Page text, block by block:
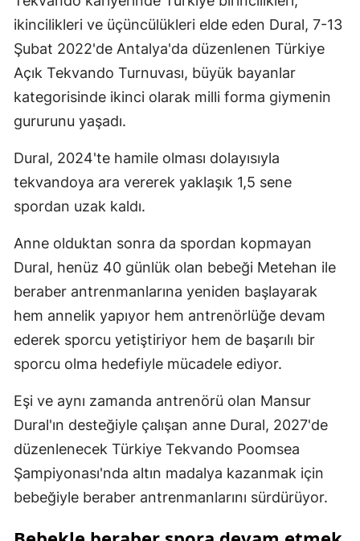
ikincilikleri ve üçüncülükleri elde eden Dural, 7-13
Şubat 2022'de Antalya'da düzenlenen Türkiye
Açık Tekvando Turnuvası, büyük bayanlar
kategorisinde ikinci olarak milli forma giymenin
gururunu yaşadı.
Dural, 2024'te hamile olması dolayısıyla
tekvandoya ara vererek yaklaşık 1,5 sene
spordan uzak kaldı.
Anne olduktan sonra da spordan kopmayan
Dural, henüz 40 günlük olan bebeği Metehan ile
beraber antrenmanlarına yeniden başlayarak
hem annelik yapıyor hem antrenörlüğe devam
ederek sporcu yetiştiriyor hem de başarılı bir
sporcu olma hedefiyle mücadele ediyor.
Eşi ve aynı zamanda antrenörü olan Mansur
Dural'ın desteğiyle çalışan anne Dural, 2027'de
düzenlenecek Türkiye Tekvando Poomsea
Şampiyonası'nda altın madalya kazanmak için
bebeğiyle beraber antrenmanlarını sürdürüyor.